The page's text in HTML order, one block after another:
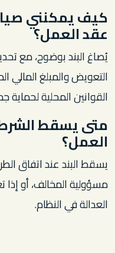
كيف يمكنني
عقد العمل؟
يُصاغ البند بوضوح، مع
التعويض والمبلغ
القوانين المحلية لحماية
متى يسقط
العمل؟
يسقط البند عند اتفاق
مسؤولية المخالف، أو
العدالة في النظام.